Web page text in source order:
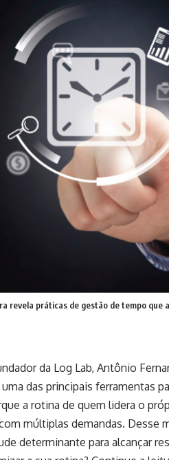
revela práticas de gestão de tempo que
da Log Lab, Antônio
das principais ferramentas
a rotina de quem lidera o
múltiplas demandas. Desse
determinante para alcançar